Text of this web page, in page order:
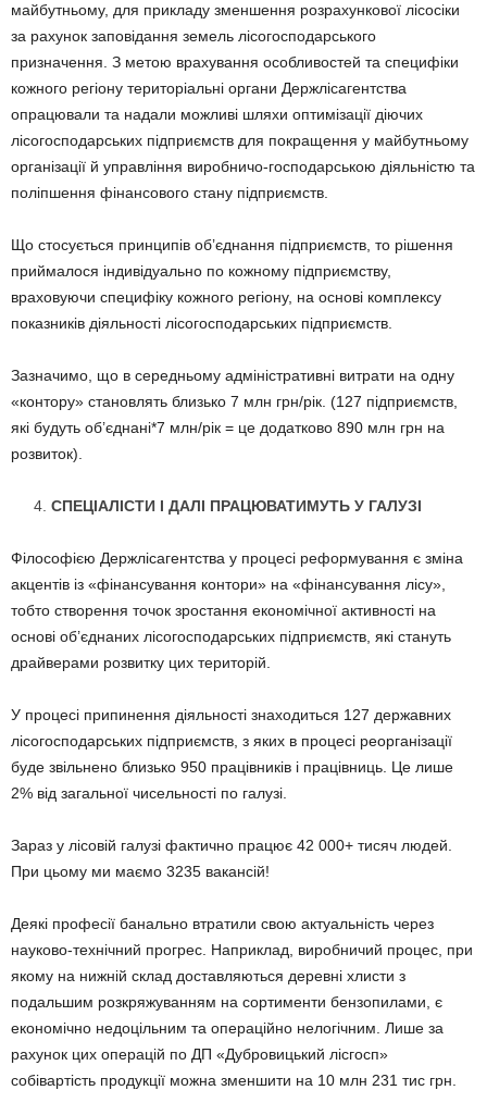
майбутньому, для прикладу зменшення розрахункової лісосіки
за рахунок заповідання земель лісогосподарського
призначення. З метою врахування особливостей та специфіки
кожного регіону територіальні органи Держлісагентства
опрацювали та надали можливі шляхи оптимізації діючих
лісогосподарських підприємств для покращення у майбутньому
організації й управління виробничо-господарською діяльністю та
поліпшення фінансового стану підприємств.
Що стосується принципів об’єднання підприємств, то рішення
приймалося індивідуально по кожному підприємству,
враховуючи специфіку кожного регіону, на основі комплексу
показників діяльності лісогосподарських підприємств.
Зазначимо, що в середньому адміністративні витрати на одну
«контору» становлять близько 7 млн грн/рік. (127 підприємств,
які будуть об’єднані*7 млн/рік = це додатково 890 млн грн на
розвиток).
СПЕЦІАЛІСТИ І ДАЛІ ПРАЦЮВАТИМУТЬ У ГАЛУЗІ
Філософією Держлісагентства у процесі реформування є зміна
акцентів із «фінансування контори» на «фінансування лісу»,
тобто створення точок зростання економічної активності на
основі об’єднаних лісогосподарських підприємств, які стануть
драйверами розвитку цих територій.
У процесі припинення діяльності знаходиться 127 державних
лісогосподарських підприємств, з яких в процесі реорганізації
буде звільнено близько 950 працівників і працівниць. Це лише
2% від загальної чисельності по галузі.
Зараз у лісовій галузі фактично працює 42 000+ тисяч людей.
При цьому ми маємо 3235 вакансій!
Деякі професії банально втратили свою актуальність через
науково-технічний прогрес. Наприклад, виробничий процес, при
якому на нижній склад доставляються деревні хлисти з
подальшим розкряжуванням на сортименти бензопилами, є
економічно недоцільним та операційно нелогічним. Лише за
рахунок цих операцій по ДП «Дубровицький лісгосп»
собівартість продукції можна зменшити на 10 млн 231 тис грн.